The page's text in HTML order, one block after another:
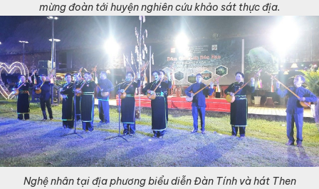
mừng đoàn tới huyện nghiên cứu khảo sát thực địa.
Nghệ nhân tại địa phương biểu diễn Đàn Tính và hát Then